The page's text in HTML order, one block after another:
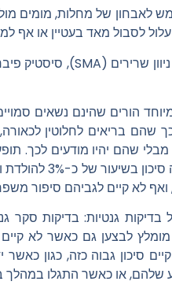
לאבחון של מחלות, מומים
לסבול מאד בעטיין או אף
הורים שהינם נשאים
שהם בריאים לחלוטין
של 25%, וזאת מבלי שהם יהיו
הריון שהוא
לא קיים לגביהם סיפור
בדיקות גנטיות: בדיקות סקר
לבצען גם כאשר לא
סיכון גבוה כזה, כגון
שלהם, או כאשר התגלו